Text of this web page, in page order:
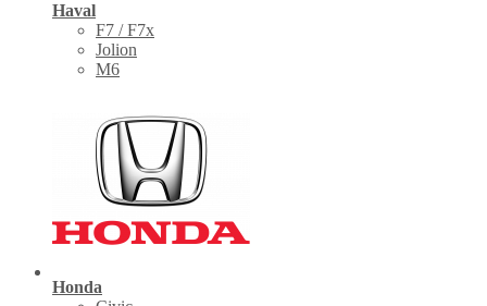
Haval
F7 / F7x
Jolion
M6
Honda